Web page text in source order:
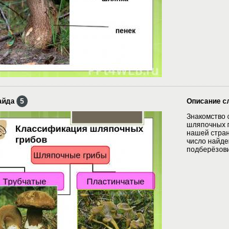
5
Описание
Знакомство
шляпочных
нашей
число